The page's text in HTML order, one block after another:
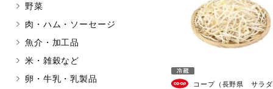
鶏肉
マカダミアナッツ
もも
アレルゲン情報は、商品企画時
特定原材料に準ずるものは、お取
野菜
肉・ハム・ソーセージ
魚介・加工品
米・雑穀など
卵・牛乳・乳製品
コープ（長野県 サラダコス